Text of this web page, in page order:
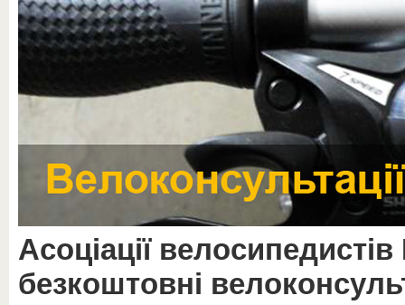
Асоціації
безкоштовні